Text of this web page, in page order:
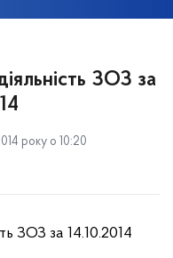
ЗОЗ за
року о 10:20
ЗОЗ за 14.10.2014